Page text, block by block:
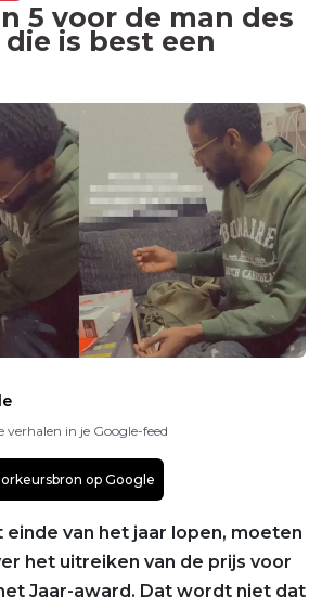
5 voor de man des
is best een
in je Google-feed
op Google
van het jaar lopen, moeten
het uitreiken van de prijs voor
Jaar-award. Dat wordt niet dat